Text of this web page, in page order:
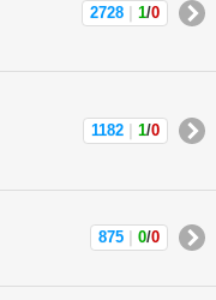
2728 1/0
1182 1/0
875 0/0